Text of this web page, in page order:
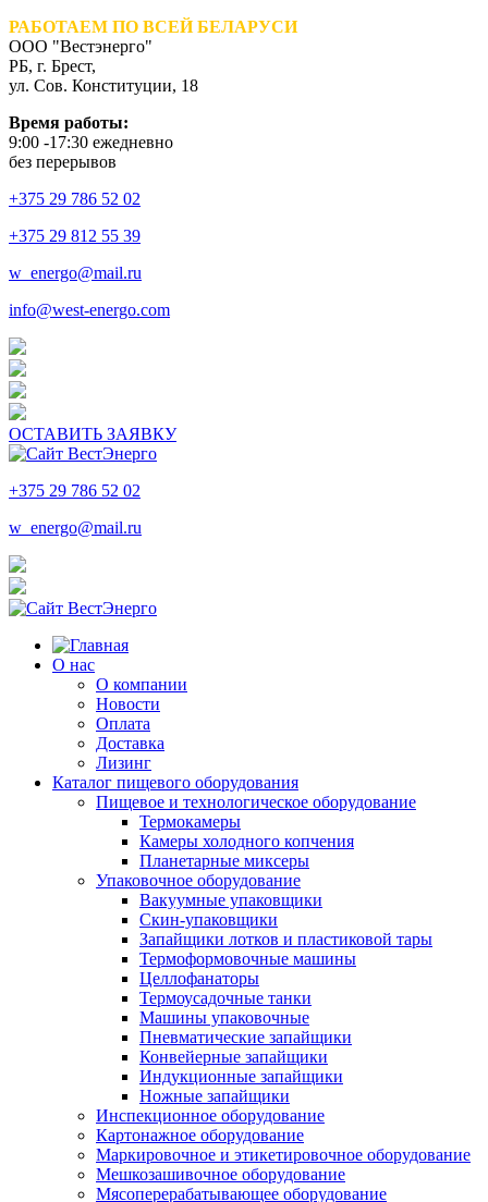
РАБОТАЕМ ПО ВСЕЙ БЕЛАРУСИ
ООО "Вестэнерго"
РБ, г. Брест,
ул. Сов. Конституции, 18
Время работы:
9:00 -17:30 ежедневно
без перерывов
+375 29 786 52 02
+375 29 812 55 39
w_energo@mail.ru
info@west-energo.com
ОСТАВИТЬ ЗАЯВКУ
+375 29 786 52 02
w_energo@mail.ru
О нас
О компании
Новости
Оплата
Доставка
Лизинг
Каталог пищевого оборудования
Пищевое и технологическое оборудование
Термокамеры
Камеры холодного копчения
Планетарные миксеры
Упаковочное оборудование
Вакуумные упаковщики
Скин-упаковщики
Запайщики лотков и пластиковой тары
Термоформовочные машины
Целлофанаторы
Термоусадочные танки
Машины упаковочные
Пневматические запайщики
Конвейерные запайщики
Индукционные запайщики
Ножные запайщики
Инспекционное оборудование
Картонажное оборудование
Маркировочное и этикетировочное оборудование
Мешкозашивочное оборудование
Мясоперерабатывающее оборудование